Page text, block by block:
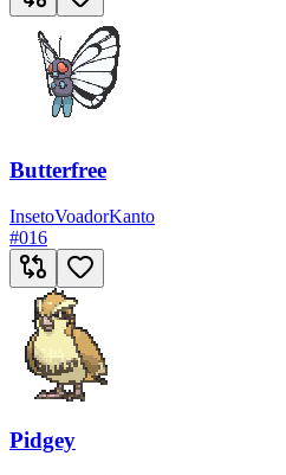
Butterfree
InsetoVoadorKanto
#016
Pidgey